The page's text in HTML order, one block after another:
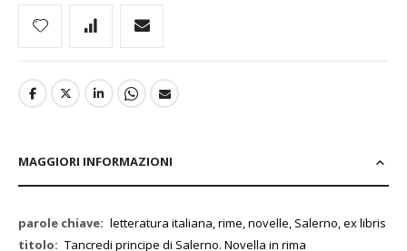
MAGGIORI INFORMAZIONI
Maggiori
Informazioni
letteratura italiana, rime, novelle, Salerno, ex libris
Tancredi principe di Salerno. Novella in rima